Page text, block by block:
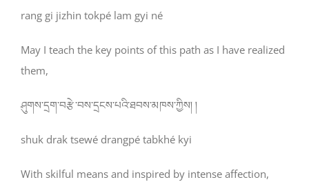
rang gi jizhin tokpé lam gyi né
May I teach the key points of this path as I have realized
them,
ཤུགས་དྲག་བརྩེ་བས་དྲངས་པའི་ཐབས་མཁས་ཀྱིས། །
shuk drak tsewé drangpé tabkhé kyi
With skilful means and inspired by intense affection,